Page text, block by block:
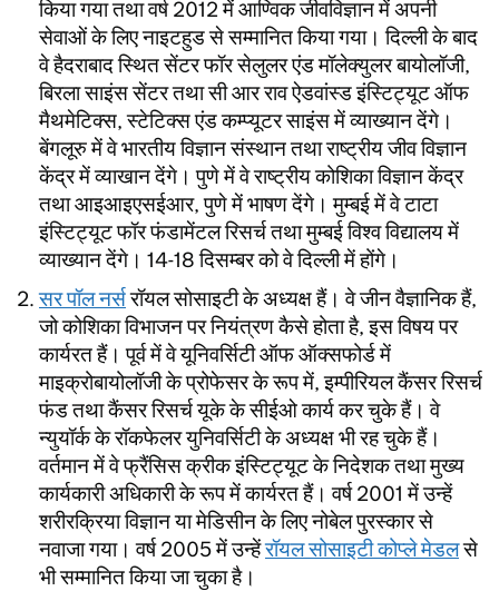
किया गया तथा वर्ष 2012 में आण्विक जीवविज्ञान में अपनी
सेवाओं के लिए नाइटहुड से सम्मानित किया गया। दिल्ली के बाद
वे हैदराबाद स्थित सेंटर फॉर सेलुलर एंड मॉलेक्युलर बायोलॉजी,
बिरला साइंस सेंटर तथा सी आर राव ऐडवांस्ड इंस्टिट्यूट ऑफ
मैथमेटिक्स, स्टेटिक्स एंड कम्प्यूटर साइंस में व्याख्यान देंगे।
बेंगलूरु में वे भारतीय विज्ञान संस्थान तथा राष्ट्रीय जीव विज्ञान
केंद्र में व्याखान देंगे। पुणे में वे राष्ट्रीय कोशिका विज्ञान केंद्र
तथा आइआइएसईआर, पुणे में भाषण देंगे। मुम्बई में वे टाटा
इंस्टिट्यूट फॉर फंडामेंटल रिसर्च तथा मुम्बई विश्व विद्यालय में
व्याख्यान देंगे। 14-18 दिसम्बर को वे दिल्ली में होंगे।
सर पॉल नर्सरॉयल सोसाइटी के अध्यक्ष हैं। वे जीन वैज्ञानिक हैं,
जो कोशिका विभाजन पर नियंत्रण कैसे होता है, इस विषय पर
कार्यरत हैं। पूर्व में वे यूनिवर्सिटी ऑफ ऑक्सफोर्ड में
माइक्रोबायोलॉजी के प्रोफेसर के रूप में, इम्पीरियल कैंसर रिसर्च
फंड तथा कैंसर रिसर्च यूके के सीईओ कार्य कर चुके हैं। वे
न्युयॉर्क के रॉकफेलर युनिवर्सिटी के अध्यक्ष भी रह चुके हैं।
वर्तमान में वे फ्रैंसिस क्रीक इंस्टिट्यूट के निदेशक तथा मुख्य
कार्यकारी अधिकारी के रूप में कार्यरत हैं। वर्ष 2001 में उन्हें
शरीरक्रिया विज्ञान या मेडिसीन के लिए नोबेल पुरस्कार से
नवाजा गया। वर्ष 2005 में उन्हेंरॉयल सोसाइटी कोप्ले मेडलसे
भी सम्मानित किया जा चुका है।